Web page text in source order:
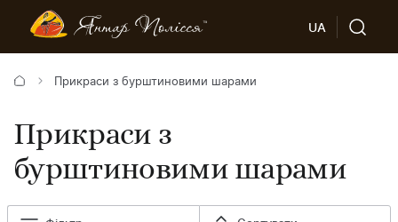
UA
Прикраси з бурштиновими шарами
Прикраси з
бурштиновими шарами